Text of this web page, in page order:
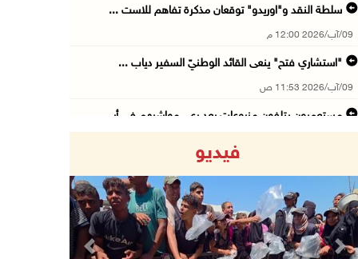
سلطة النقد و"اوريدو" توقعان مذكرة تفاهم للاست ...
09/آب/2026 12:00 م
"استشاري فتح" ينعى القائد الوطنيّ السفير دياب ...
09/آب/2026 11:53 ص
مستعمرون يتلفون مزروعات بعد رعي مواشيهم في أر ...
09/آب/2026 11:35 ص
"فتح" تنعي القائد الوطنيّ السفير دياب اللوح
09/آب/2026 11:28 ص
فيديو
Previous Next